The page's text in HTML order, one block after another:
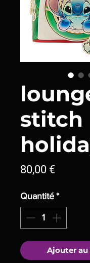
stitch
80,00 €Prix
Quantité *
Ajouter au